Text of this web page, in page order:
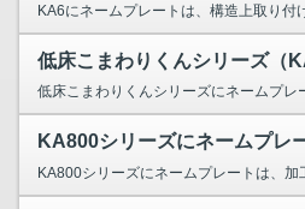
KA6にネームプレートは、構造上取り付
低床こまわりくんシリーズにネームプレ
KA800シリーズにネームプレートは、加